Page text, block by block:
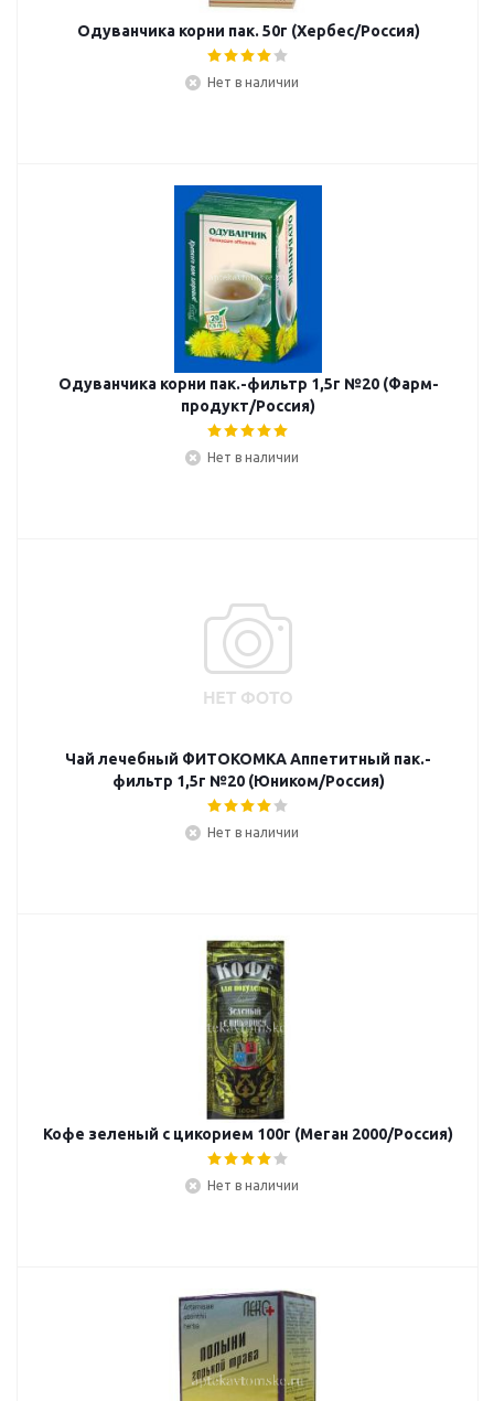
Одуванчика корни пак. 50г (Хербес/Россия)
Нет в наличии
Одуванчика корни пак.-фильтр 1,5г №20 (Фарм-
продукт/Россия)
Нет в наличии
Чай лечебный ФИТОКОМКА Аппетитный пак.-
фильтр 1,5г №20 (Юником/Россия)
Нет в наличии
Кофе зеленый с цикорием 100г (Меган 2000/Россия)
Нет в наличии